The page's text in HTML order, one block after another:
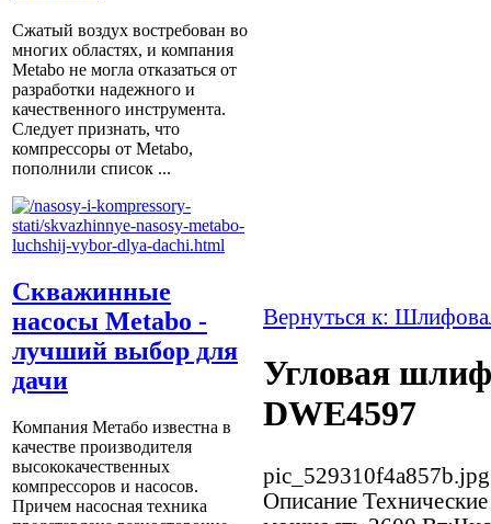
Сжатый воздух востребован во
многих областях, и компания
Metabo не могла отказаться от
разработки надежного и
качественного инструмента.
Следует признать, что
компрессоры от Metabо,
пополнили список ...
Скважинные
насосы Metabo -
лучший выбор для
дачи
Компания Метабо известна в
качестве производителя
высококачественных
компрессоров и насосов.
Причем насосная техника
Вернуться к:
Угловая
DWE4597
pic_529310f4a857b.jpg
Описание